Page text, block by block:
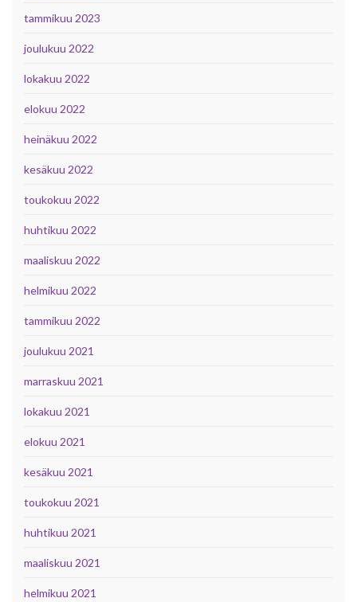
tammikuu 2023
joulukuu 2022
lokakuu 2022
elokuu 2022
heinäkuu 2022
kesäkuu 2022
toukokuu 2022
huhtikuu 2022
maaliskuu 2022
helmikuu 2022
tammikuu 2022
joulukuu 2021
marraskuu 2021
lokakuu 2021
elokuu 2021
kesäkuu 2021
toukokuu 2021
huhtikuu 2021
maaliskuu 2021
helmikuu 2021